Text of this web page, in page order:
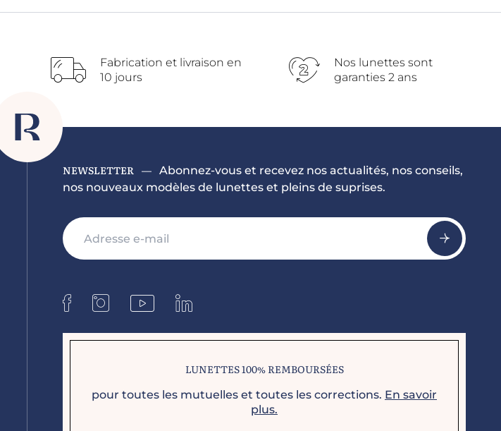
Fabrication et livraison en
10 jours
Nos lunettes sont
garanties 2 ans
NEWSLETTER —
Abonnez-vous et recevez nos actualités, nos conseils,
nos nouveaux modèles de lunettes et pleins de suprises.
LUNETTES 100% REMBOURSÉES
pour toutes les mutuelles et toutes les corrections. En savoir
plus.